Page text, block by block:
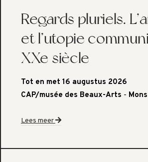
Regards pluriels.
et l’utopie
XXe siècle
Tot en met 16 augustus 2026
CAP/musée des Beaux-Arts - Mons
Lees meer